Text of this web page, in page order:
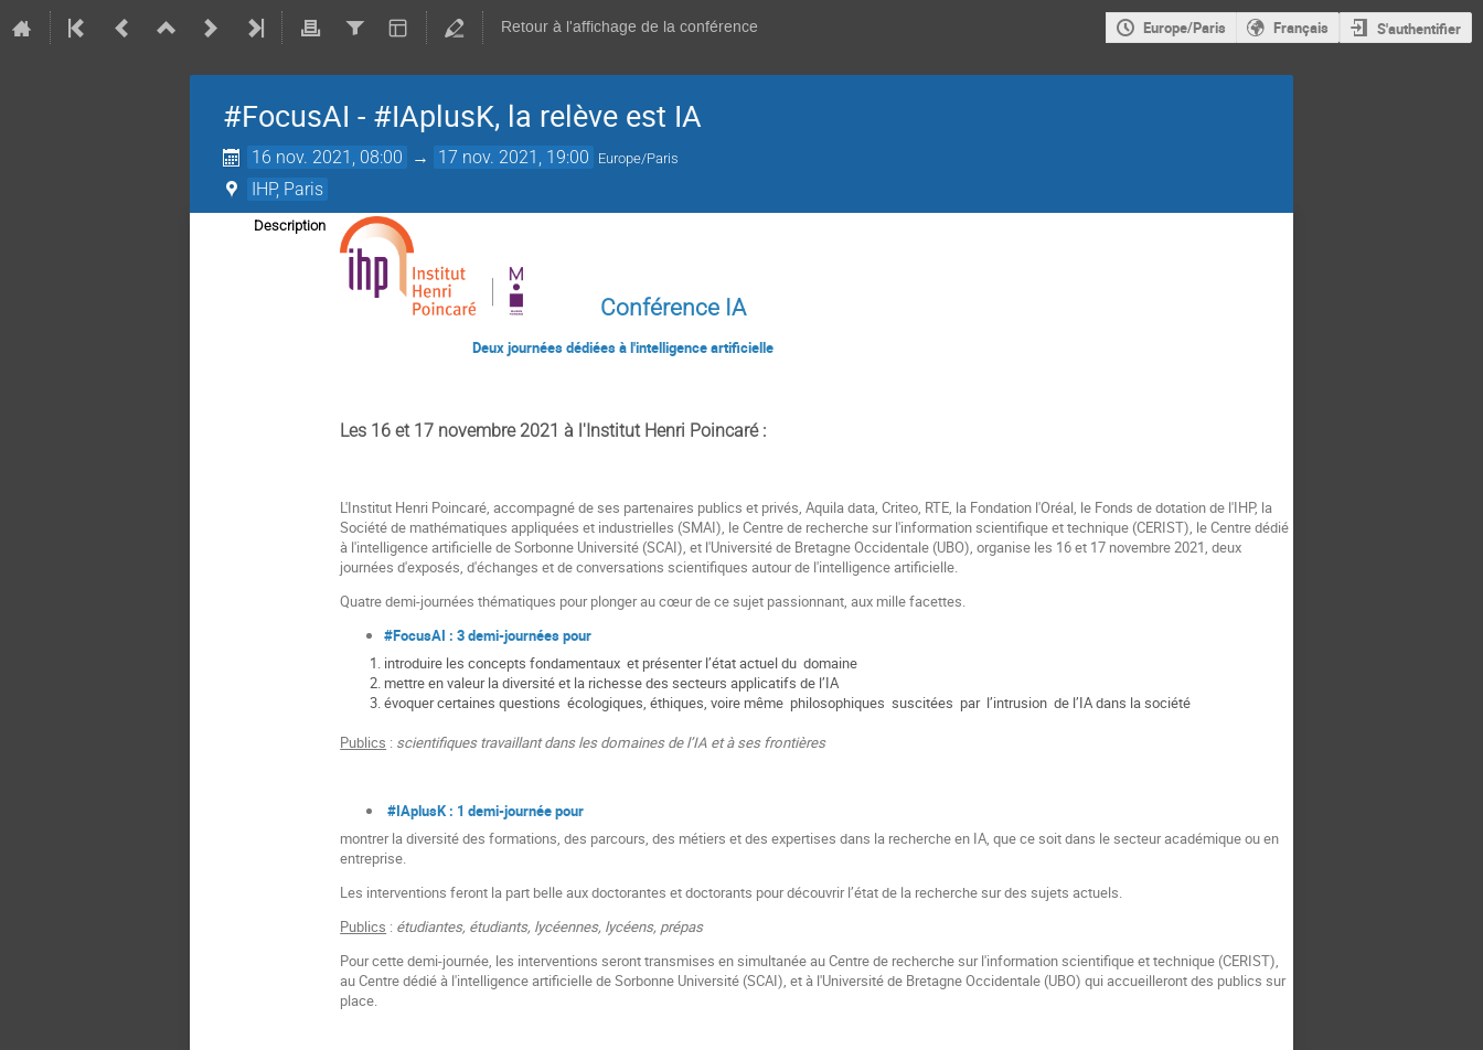
Retour à l'affichage de la conférence Europe/Paris Français S'authentifier
#FocusAI - #IAplusK, la relève est IA
16 nov. 2021, 08:00 → 17 nov. 2021, 19:00 Europe/Paris
IHP, Paris
Description
Conférence IA
Deux journées dédiées à l'intelligence artificielle
Les 16 et 17 novembre 2021 à l'Institut Henri Poincaré :
L'Institut Henri Poincaré, accompagné de ses partenaires publics et privés, Aquila data, Criteo, RTE, la Fondation l'Oréal, le Fonds de dotation de l'IHP, la
Société de mathématiques appliquées et industrielles (SMAI), le Centre de recherche sur l'information scientifique et technique (CERIST), le Centre dédié
à l'intelligence artificielle de Sorbonne Université (SCAI), et l'Université de Bretagne Occidentale (UBO), organise les 16 et 17 novembre 2021, deux
journées d'exposés, d'échanges et de conversations scientifiques autour de l'intelligence artificielle.
Quatre demi-journées thématiques pour plonger au cœur de ce sujet passionnant, aux mille facettes.
#FocusAI : 3 demi-journées pour
introduire les concepts fondamentaux et présenter l’état actuel du domaine
mettre en valeur la diversité et la richesse des secteurs applicatifs de l’IA
évoquer certaines questions écologiques, éthiques, voire même philosophiques suscitées par l’intrusion de l’IA dans la société
Publics : scientifiques travaillant dans les domaines de l’IA et à ses frontières
#IAplusK : 1 demi-journée pour
montrer la diversité des formations, des parcours, des métiers et des expertises dans la recherche en IA, que ce soit dans le secteur académique ou en
entreprise.
Les interventions feront la part belle aux doctorantes et doctorants pour découvrir l’état de la recherche sur des sujets actuels.
Publics : étudiantes, étudiants, lycéennes, lycéens, prépas
Pour cette demi-journée, les interventions seront transmises en simultanée au Centre de recherche sur l'information scientifique et technique (CERIST),
au Centre dédié à l'intelligence artificielle de Sorbonne Université (SCAI), et à l'Université de Bretagne Occidentale (UBO) qui accueilleront des publics sur
place.